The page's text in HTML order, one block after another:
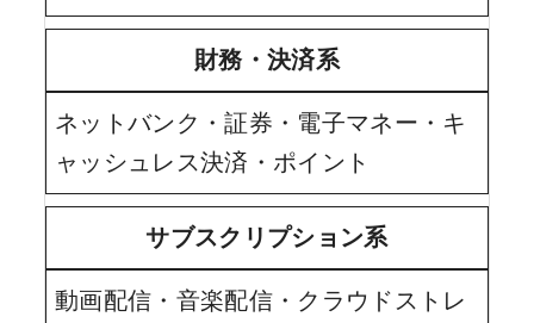
財務・決済系
ネットバンク・証券・電子マネー・キ
ャッシュレス決済・ポイント
サブスクリプション系
動画配信・音楽配信・クラウドストレ